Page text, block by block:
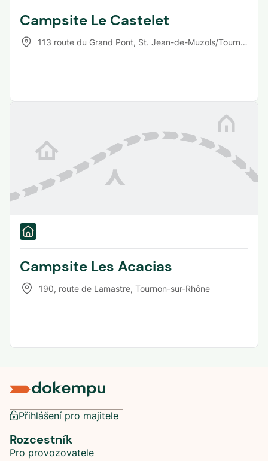
Campsite Le Castelet
113 route du Grand Pont, St. Jean-de-Muzols/Tournon-s-R
Campsite Les Acacias
190, route de Lamastre, Tournon-sur-Rhône
Přihlášení pro majitele
Rozcestník
Pro provozovatele